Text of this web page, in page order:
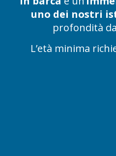
uno dei nostri
profondità
L’età minima